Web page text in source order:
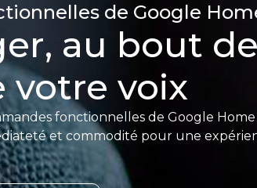
de Google
au bout
votre voix
fonctionnelles de Google
et commodité pour une